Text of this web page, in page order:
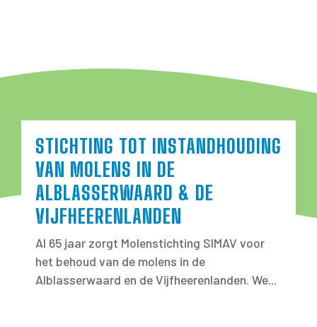
STICHTING TOT INSTANDHOUDING
VAN MOLENS IN DE
ALBLASSERWAARD & DE
VIJFHEERENLANDEN
Al 65 jaar zorgt Molenstichting SIMAV voor
het behoud van de molens in de
Alblasserwaard en de Vijfheerenlanden. We...